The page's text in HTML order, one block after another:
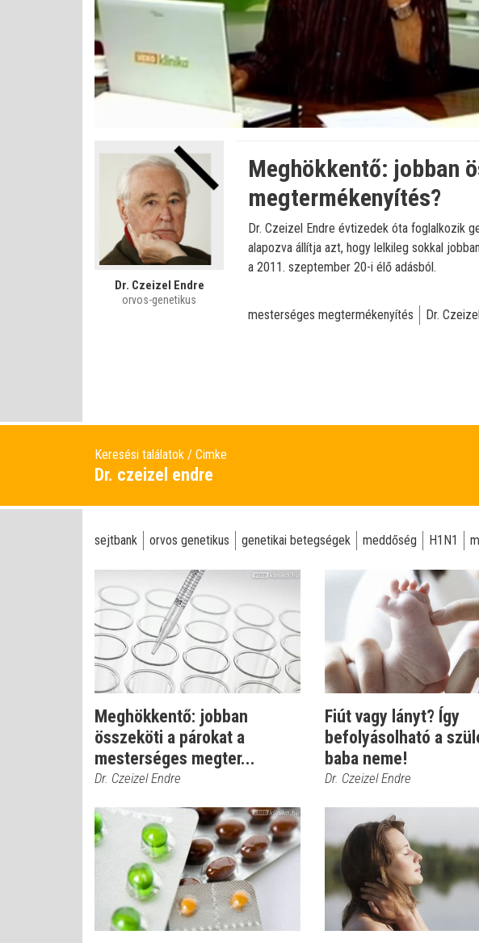
Betöltve:
0%
Dr. Czeizel Endre
orvos-genetikus
Meghökkentő: jobban
megtermékenyítés?
Dr. Czeizel Endre évtizedek óta foglalkozik
alapozva állítja azt, hogy lelkileg sokkal
a 2011. szeptember 20-i élő adásból.
mesterséges megtermékenyítés Dr.
Keresési találatok Cimke
Dr. czeizel endre
sejtbank orvos genetikus genetikai betegségek meddőség H1N1
Meghökkentő: jobban
összeköti a párokat a
mesterséges megter...
Dr. Czeizel Endre
Fiút vagy lányt? Így
befolyásolható a
baba neme!
Dr. Czeizel Endre